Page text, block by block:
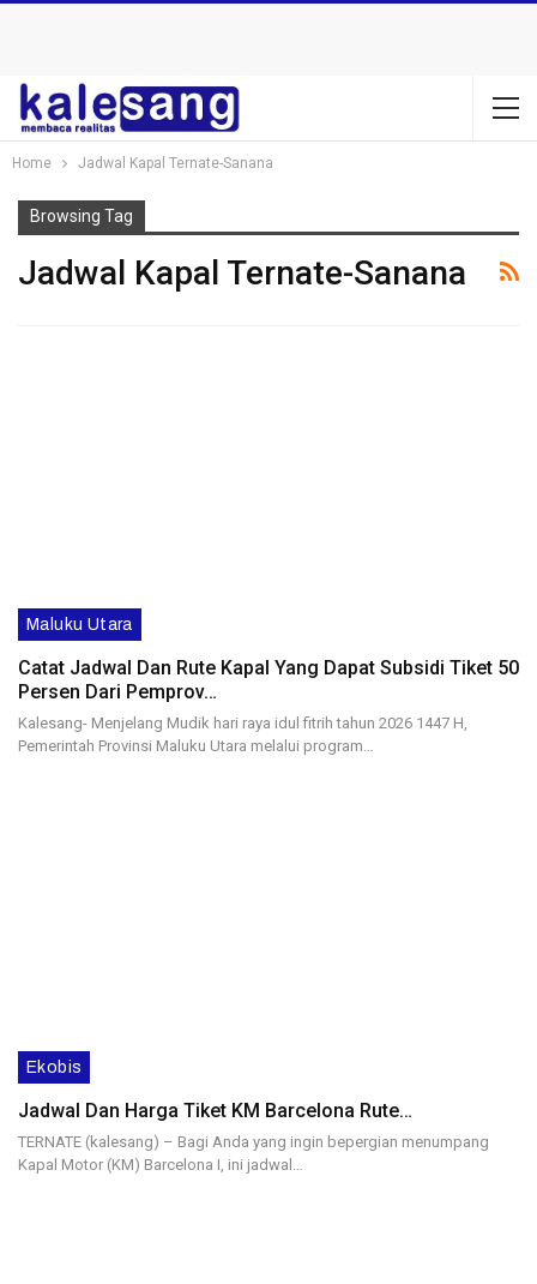
Home Jadwal Kapal Ternate-Sanana
Browsing Tag
Jadwal Kapal Ternate-Sanana
Maluku Utara
Catat Jadwal Dan Rute Kapal Yang Dapat Subsidi Tiket 50
Persen Dari Pemprov…
Kalesang- Menjelang Mudik hari raya idul fitrih tahun 2026 1447 H,
Pemerintah Provinsi Maluku Utara melalui program…
Ekobis
Jadwal Dan Harga Tiket KM Barcelona Rute…
TERNATE (kalesang) – Bagi Anda yang ingin bepergian menumpang
Kapal Motor (KM) Barcelona I, ini jadwal…